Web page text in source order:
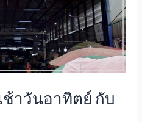
ช้าวันอาทิตย์ กับ